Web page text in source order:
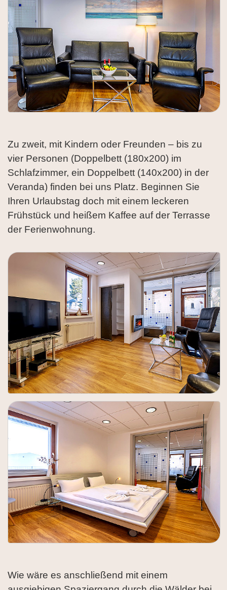
Zu zweit, mit Kindern oder Freunden – bis zu
vier Personen (Doppelbett (180x200) im
Schlafzimmer, ein Doppelbett (140x200) in der
Veranda) finden bei uns Platz. Beginnen Sie
Ihren Urlaubstag doch mit einem leckeren
Frühstück und heißem Kaffee auf der Terrasse
der Ferienwohnung.
Wie wäre es anschließend mit einem